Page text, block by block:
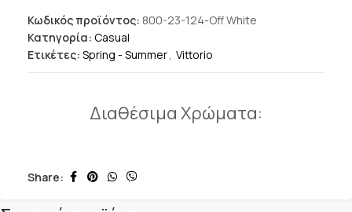
Κωδικός προϊόντος: 800-23-124-Off White
Κατηγορία: Casual
Ετικέτες: Spring - Summer, Vittorio
Διαθέσιμα Χρώματα:
Share: